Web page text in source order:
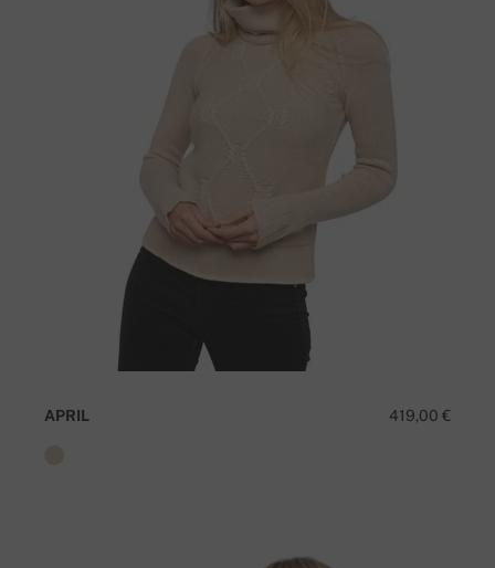
419,00 €
APRIL